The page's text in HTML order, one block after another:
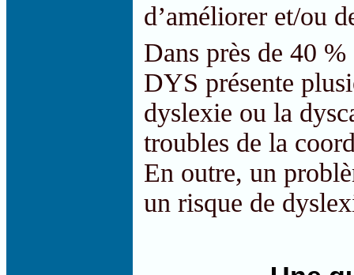
d’améliorer et/ou
Dans près de 40
DYS présente
dyslexie ou la
troubles de la
En outre, un
un risque de